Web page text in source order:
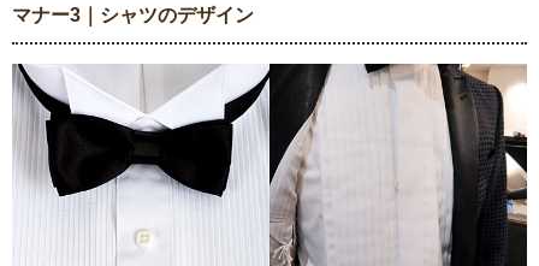
マナー3｜シャツのデザイン